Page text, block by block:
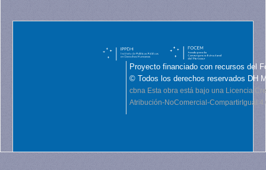
Proyecto financiado con recursos del
© Todos los derechos reservados DH
cbna Esta obra está bajo una Licencia
Atribución-NoComercial-CompartirIgual